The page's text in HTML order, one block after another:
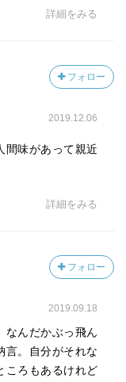
詳細をみる
フォロー
2019.12.06
間味があって親近
詳細をみる
フォロー
2019.09.18
なんだかぶっ飛ん
言。自分がそれな
ころもあるけれど